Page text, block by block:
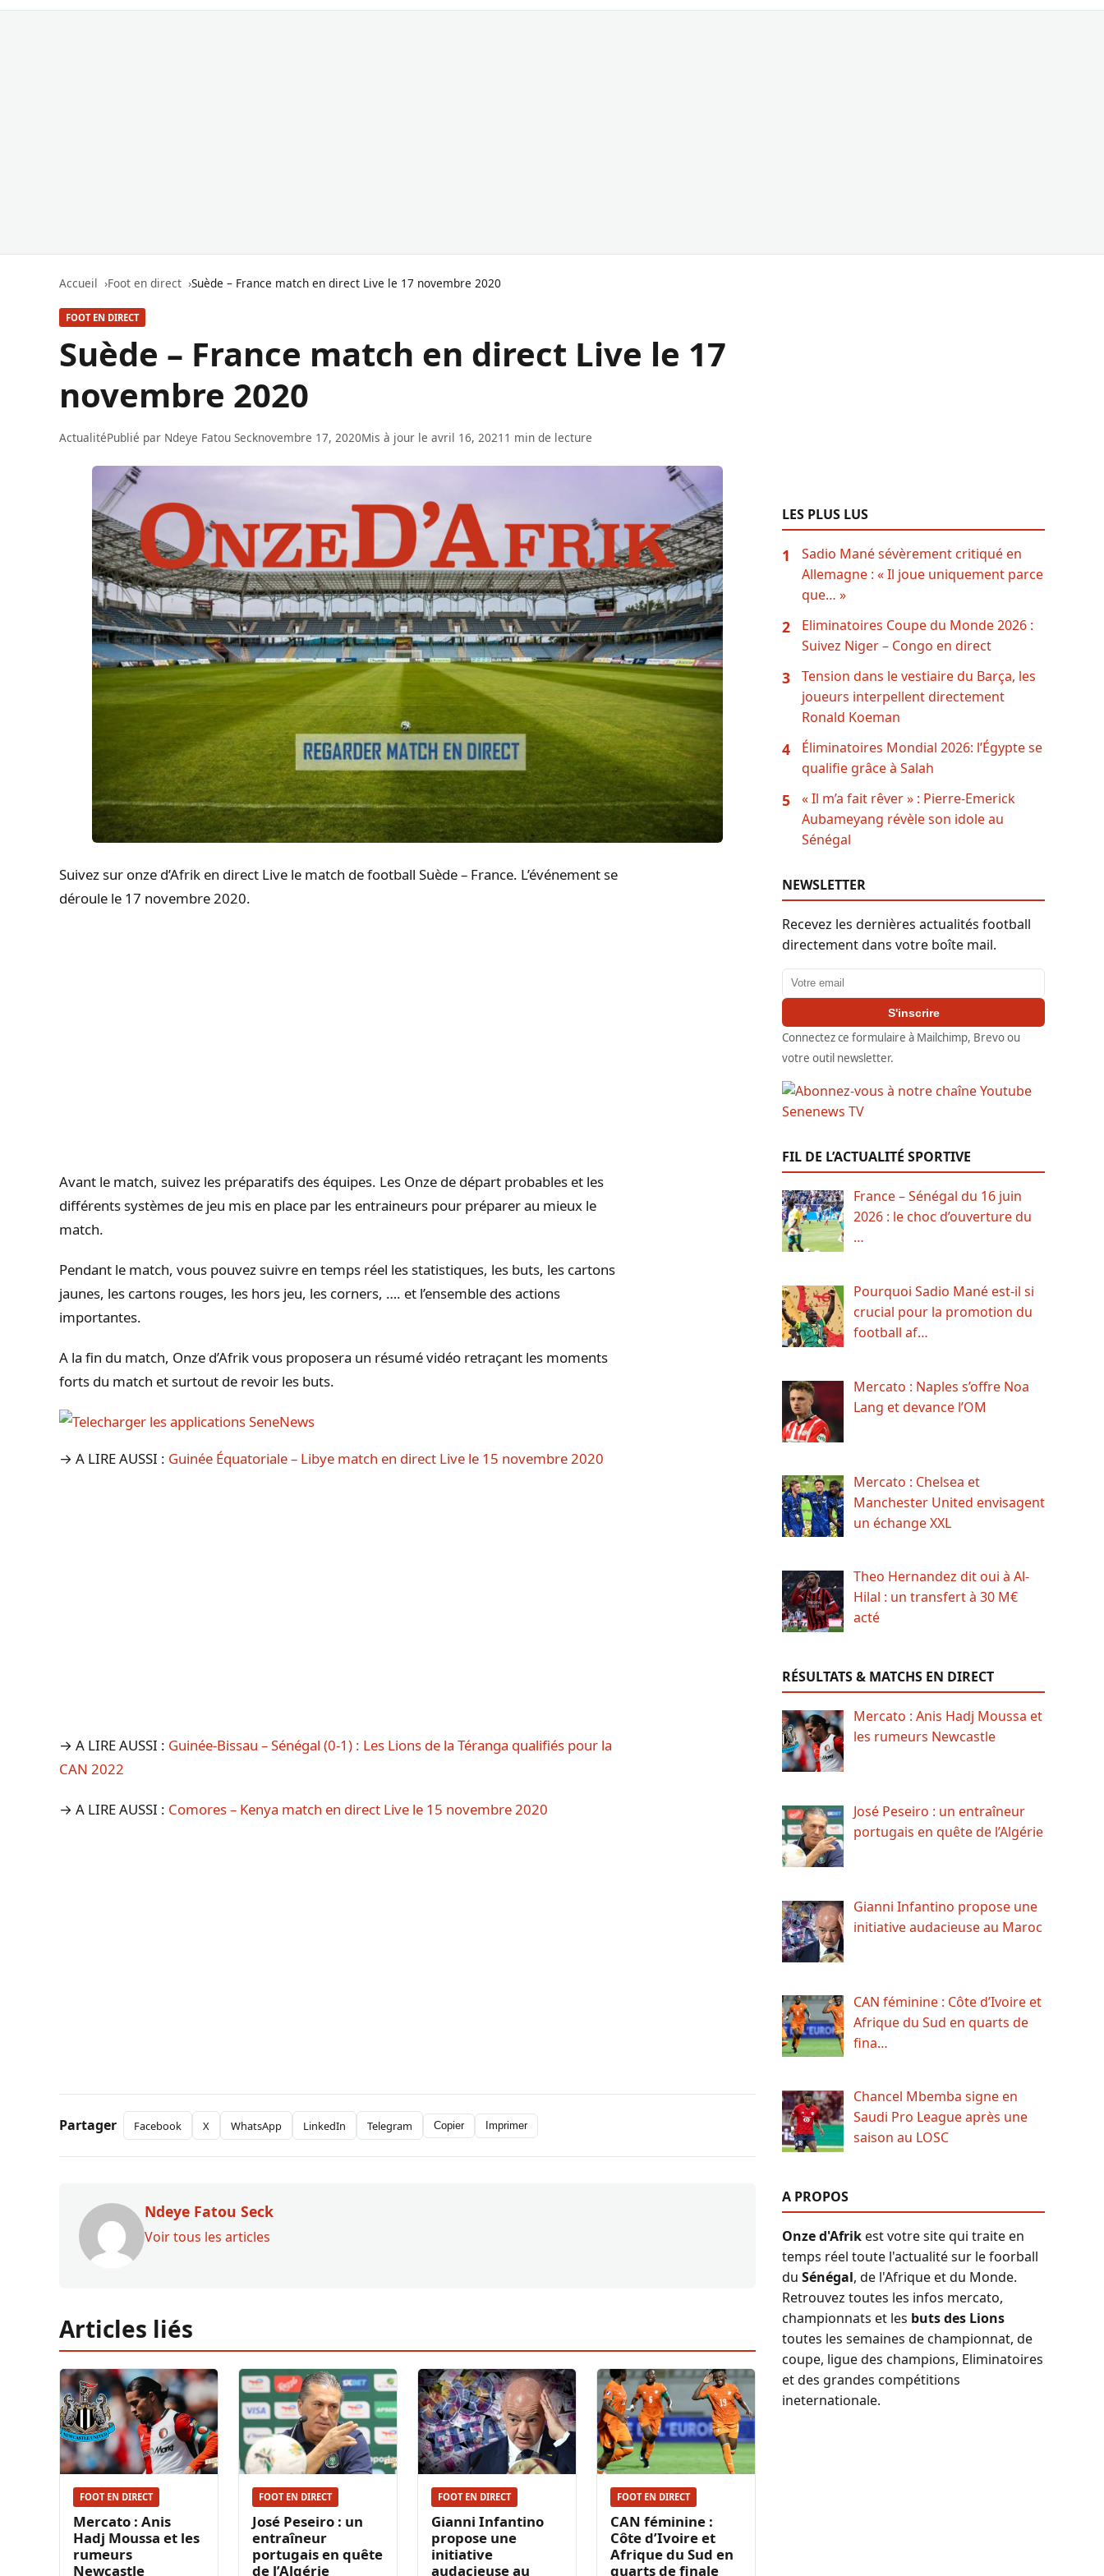
Accueil Foot en direct Suède – France match en direct Live le 17 novembre 2020
FOOT EN DIRECT
Suède – France match en direct Live le 17
novembre 2020
ActualitéPublié par Ndeye Fatou Secknovembre 17, 2020Mis à jour le avril 16, 2021 1 min de lecture
Suivez sur onze d’Afrik en direct Live le match de football Suède – France. L’événement se
déroule le 17 novembre 2020.
Avant le match, suivez les préparatifs des équipes. Les Onze de départ probables et les
différents systèmes de jeu mis en place par les entraineurs pour préparer au mieux le
match.
Pendant le match, vous pouvez suivre en temps réel les statistiques, les buts, les cartons
jaunes, les cartons rouges, les hors jeu, les corners, …. et l’ensemble des actions
importantes.
A la fin du match, Onze d’Afrik vous proposera un résumé vidéo retraçant les moments
forts du match et surtout de revoir les buts.
→ A LIRE AUSSI : Guinée Équatoriale – Libye match en direct Live le 15 novembre 2020
→ A LIRE AUSSI : Guinée-Bissau – Sénégal (0-1) : Les Lions de la Téranga qualifiés pour la
CAN 2022
→ A LIRE AUSSI : Comores – Kenya match en direct Live le 15 novembre 2020
Partager Facebook X WhatsApp LinkedIn Telegram Copier Imprimer
Ndeye Fatou Seck
Voir tous les articles
Articles liés
FOOT EN DIRECT
Mercato : Anis
Hadj Moussa et les
rumeurs
Newcastle
FOOT EN DIRECT
José Peseiro : un
entraîneur
portugais en quête
de l’Algérie
FOOT EN DIRECT
Gianni Infantino
propose une
initiative
audacieuse au
FOOT EN DIRECT
CAN féminine :
Côte d’Ivoire et
Afrique du Sud en
quarts de finale
LES PLUS LUS
1
Sadio Mané sévèrement critiqué en
Allemagne : « Il joue uniquement parce
que… »
2
Eliminatoires Coupe du Monde 2026 :
Suivez Niger – Congo en direct
3
Tension dans le vestiaire du Barça, les
joueurs interpellent directement
Ronald Koeman
4
Éliminatoires Mondial 2026: l’Égypte se
qualifie grâce à Salah
5
« Il m’a fait rêver » : Pierre-Emerick
Aubameyang révèle son idole au
Sénégal
NEWSLETTER
Recevez les dernières actualités football
directement dans votre boîte mail.
Adresse email
S'inscrire
Connectez ce formulaire à Mailchimp, Brevo ou
votre outil newsletter.
FIL DE L’ACTUALITÉ SPORTIVE
France – Sénégal du 16 juin
2026 : le choc d’ouverture du
…
Pourquoi Sadio Mané est-il si
crucial pour la promotion du
football af…
Mercato : Naples s’offre Noa
Lang et devance l’OM
Mercato : Chelsea et
Manchester United envisagent
un échange XXL
Theo Hernandez dit oui à Al-
Hilal : un transfert à 30 M€
acté
RÉSULTATS & MATCHS EN DIRECT
Mercato : Anis Hadj Moussa et
les rumeurs Newcastle
José Peseiro : un entraîneur
portugais en quête de l’Algérie
Gianni Infantino propose une
initiative audacieuse au Maroc
CAN féminine : Côte d’Ivoire et
Afrique du Sud en quarts de
fina…
Chancel Mbemba signe en
Saudi Pro League après une
saison au LOSC
A PROPOS
Onze d'Afrikest votre site qui traite en
temps réel toute l'actualité sur le foorball
du Sénégal, de l'Afrique et du Monde.
Retrouvez toutes les infos mercato,
championnats et les buts des Lions
toutes les semaines de championnat, de
coupe, ligue des champions, Eliminatoires
et des grandes compétitions
ineternationale.